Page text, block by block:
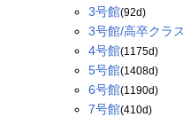
3号館(92d)
3号館/高卒クラ
4号館(1175d)
5号館(1408d)
6号館(1190d)
7号館(410d)